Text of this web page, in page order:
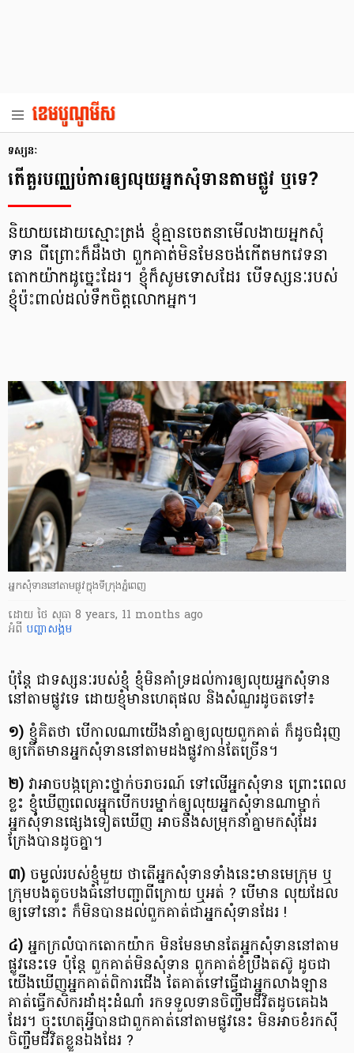
ទស្សនៈ
តើ​គួរ​បញ្ឈប់​ការ​ឲ្យ​លុយ​អ្នក​សុំទាន​តាម​ផ្លូវ ឬ​ទេ?
និយាយដោយស្មោះត្រង់ ខ្ញុំគ្មានចេតនាមើលងាយអ្នកសុំ
ទាន ពីព្រោះក៏ដឹងថា ពួកគាត់មិនមែនចង់កើតមកវេទនា
តោកយ៉ាក​​ដូច្នេះ​ដែរ។ ខ្ញុំក៏សូមទោសដែរ បើទស្សនៈរបស់
ខ្ញុំប៉ះពាល់ដល់ទឹកចិត្តលោកអ្នក។
អ្នក​សុំ​ទាន​នៅ​តាម​ផ្លូវ​ក្នុង​ទីក្រុង​ភ្នំពេញ
ដោយ ថៃ សុធា 8 years, 11 months ago
អំពី បញ្ហាសង្គម
ប៉ុន្តែ ជាទស្សនៈរបស់ខ្ញុំ ខ្ញុំមិនគាំទ្រដល់ការឲ្យលុយអ្នកសុំទាន
នៅតាមផ្លូវទេ ដោយខ្ញុំមានហេតុផល និងសំណួរដូចតទៅ៖
១) ខ្ញុំគិតថា បើកាលណាយើងនាំគ្នាឲ្យលុយពួកគាត់ ក៏ដូចជំរុញ
ឲ្យកើតមានអ្នកសុំទាននៅតាមដងផ្លូវកាន់តែច្រើន។
២) វាអាចបង្កគ្រោះថ្នាក់ចរាចរណ៍ ទៅលើអ្នកសុំទាន ព្រោះពេល
ខ្លះ ខ្ញុំឃើញពេលអ្នកបើកបរម្នាក់ឲ្យលុយអ្នកសុំទានណាម្នាក់
អ្នកសុំទានផ្សេងទៀតឃើញ អាចនឹងសម្រុកនាំគ្នាមកសុំដែរ
ក្រែងបានដូចគ្នា។
៣) ចម្ងល់របស់ខ្ញុំមួយ ថាតើអ្នកសុំទានទាំងនេះមានមេក្រុម ឬ
ក្រុមបងតូចបងធំនៅបញ្ជាពីក្រោយ ឬអត់ ? បើមាន លុយដែល
ឲ្យទៅនោះ ក៏មិនបានដល់ពួកគាត់ជាអ្នកសុំទានដែរ !
៤) អ្នកក្រលំបាកតោកយ៉ាក មិនមែនមានតែអ្នកសុំទាននៅតាម
ផ្លូវនេះទេ ប៉ុន្តែ ពួកគាត់មិនសុំទាន ពួកគាត់ខំប្រឹងតស៊ូ ដូចជា
យើងឃើញអ្នកគាត់ពិការជើង តែគាត់ទៅធ្វើជាអ្នកលាងឡាន
គាត់ធ្វើកសិករដាំដុះដំណាំ រកទទួលទានចិញ្ចឹមជីវិតដូចគេឯង
ដែរ។ ចុះហេតុអ្វីបានជាពួកគាត់នៅតាមផ្លូវនេះ មិនអាចខំរកស៊ី
ចិញ្ចឹមជីវិតខ្លួនឯងដែរ ?